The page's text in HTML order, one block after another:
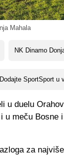
Mahala
NK Dinamo
Dodajte SportSport u
u duelu
u meču
za